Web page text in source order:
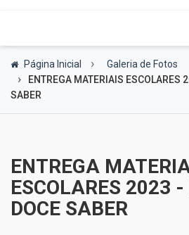
Página Inicial
Galeria de Fotos
ENTREGA MATERIAIS ESCOLARES
SABER
ENTREGA
ESCOLARES 2023
DOCE SABER